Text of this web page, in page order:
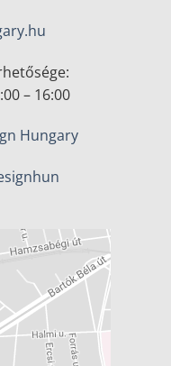
– 16:00
Hungary